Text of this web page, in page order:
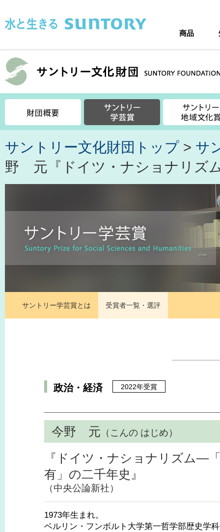
商品
サントリー文化財団トップ > サ
野 元『ドイツ・ナショナリズ
サントリー学芸賞とは 受賞者一覧・選評
政治・経済 2022年受賞
今野 元 （こんの はじめ）
『ドイツ・ナショナリズム—
有」の二千年史』
（中央公論新社）
1973年生まれ。
ベルリン・フンボルト大学第一哲学部歴史学